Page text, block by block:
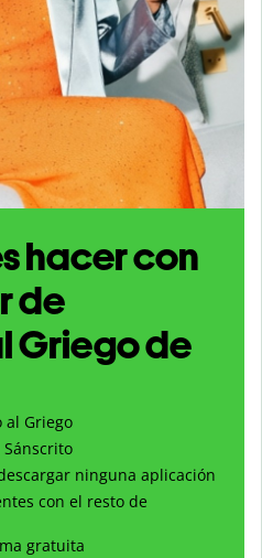
hacer con
de
Griego de
al Griego
ninguna aplicación
con el resto de
gratuita